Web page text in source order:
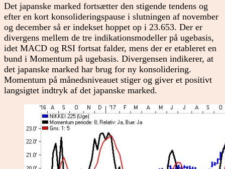
Det japanske marked fortsætter den stigende tendens og
efter en kort konsolideringspause i slutningen af november
og december så er indekset hoppet op i 23.653. Der er
divergens mellem de tre indikationsmodeller på ugebasis,
idet MACD og RSI fortsat falder, mens der er etableret en
bund i Momentum på ugebasis. Divergensen indikerer, at
det japanske marked har brug for ny konsolidering.
Momentum på månedsniveauet stiger og giver et positivt
langsigtet indtryk af det japanske marked.